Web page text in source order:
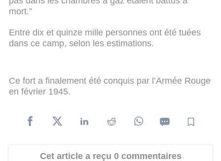
mort.”
Entre dix et quinze mille personnes ont été tuées
dans ce camp, selon les estimations.
Ce fort a finalement été conquis par l’Armée Rouge
en février 1945.
Cet article a reçu 0 commentaires